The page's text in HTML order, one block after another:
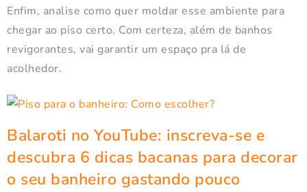
Enfim, analise como quer moldar esse ambiente para
chegar ao piso certo. Com certeza, além de banhos
revigorantes, vai garantir um espaço pra lá de
acolhedor.
Balaroti no YouTube: inscreva-se e
descubra 6 dicas bacanas para decorar
o seu banheiro gastando pouco